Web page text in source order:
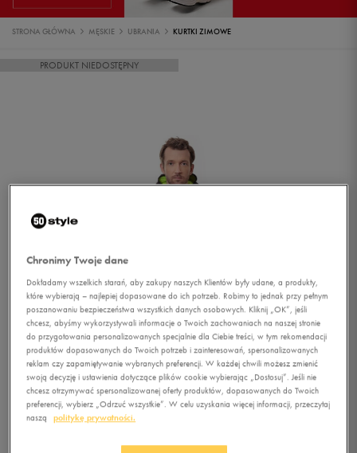
STRONA GŁÓWNA MĘSKIE UBRANIA KURTKI ZIMOWE
PRODUKT NIEDOSTĘPNY
1/5
Chronimy Twoje dane
Dokładamy wszelkich starań, aby zakupy naszych Klientów były udane, a produkty,
które wybierają – najlepiej dopasowane do ich potrzeb. Robimy to jednak przy pełnym
poszanowaniu bezpieczeństwa wszystkich danych osobowych. Kliknij „OK”, jeśli
chcesz, abyśmy wykorzystywali informacje o Twoich zachowaniach na naszej stronie
do przygotowania personalizowanych specjalnie dla Ciebie treści, w tym rekomendacji
produktów dopasowanych do Twoich potrzeb i zainteresowań, spersonalizowanych
reklam czy zapamiętywanie wybranych preferencji. W każdej chwili możesz zmienić
swoją decyzję i ustawienia dotyczące plików cookie wybierając „Dostosuj”. Jeśli nie
chcesz otrzymywać spersonalizowanej oferty produktów, dopasowanych do Twoich
preferencji, wybierz „Odrzuć wszystkie”. W celu uzyskania więcej informacji, przeczytaj
naszą
politykę prywatności.